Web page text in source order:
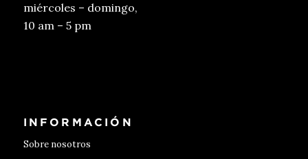
miércoles – domingo,
10 am – 5 pm
INFORMACIÓN
Sobre nosotros